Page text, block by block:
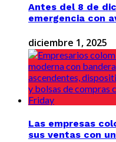
Antes del 8 de
emergencia con
diciembre 1, 2025
Las empresas
sus ventas con